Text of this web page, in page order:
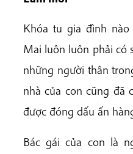
Khóa tu gia đình
Mai luôn luôn phải có
những người thân
nhà của con cũng đã
được đóng dấu ấn
Bác gái của con là